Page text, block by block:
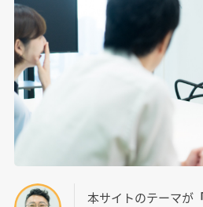
本サイトのテーマが